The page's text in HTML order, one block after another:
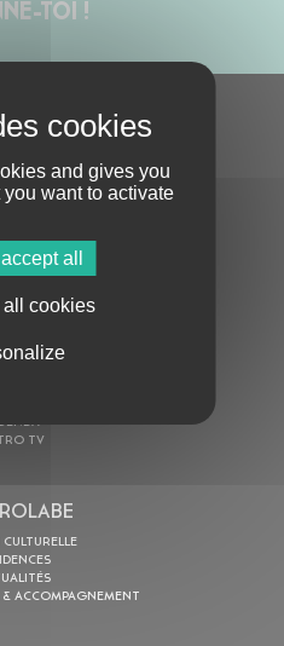
TOI !
NEWSLETTER
la Politique de confidentialité
TV
& ACCOMPAGNEMENT
and gives you
want to activate
all
all cookies